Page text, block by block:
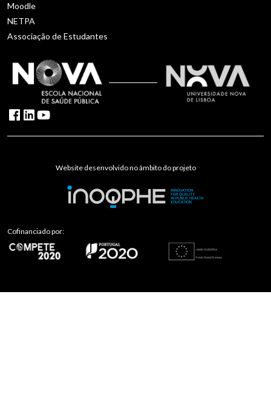
Moodle
NETPA
Associação de Estudantes
Website desenvolvido no âmbito do projeto
Cofinanciado por: